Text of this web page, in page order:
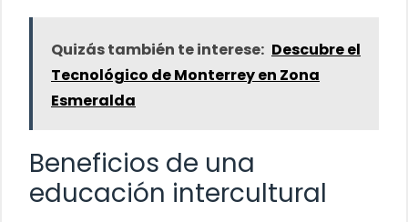
Quizás también te interese: Descubre el
Tecnológico de Monterrey en Zona
Esmeralda
Beneficios de una
educación intercultural